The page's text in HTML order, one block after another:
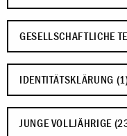
GESELLSCHAFTLICHE
IDENTITÄTSKLÄRUNG
JUNGE VOLLJÄHRIGE